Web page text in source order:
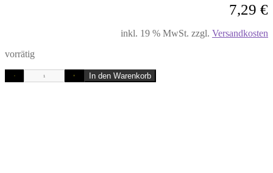
7,29 €
inkl. 19 % MwSt. zzgl. Versandkosten
vorrätig
- + In den Warenkorb